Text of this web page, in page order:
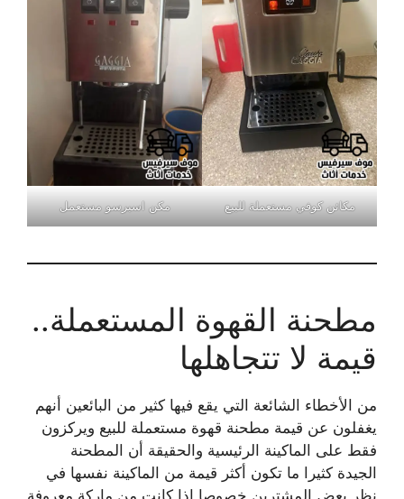
مكائن كوفي مستعملة للبيع مكن اسبرسو مستعمل
مطحنة القهوة المستعملة..
قيمة لا تتجاهلها
من الأخطاء الشائعة التي يقع فيها كثير من البائعين أنهم
يغفلون عن قيمة مطحنة قهوة مستعملة للبيع ويركزون
فقط على الماكينة الرئيسية والحقيقة أن المطحنة
الجيدة كثيرا ما تكون أكثر قيمة من الماكينة نفسها في
نظر بعض المشترين خصوصا اذا كانت من ماركة معروفة